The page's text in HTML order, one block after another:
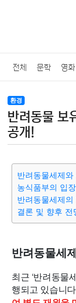
전체 문학 영화
법률
질병 가요 방송
요리 상품리뷰
대출 자동차
환경
반려동물 보
공개!
반려동물세제와
농식품부의 입장
반려동물세제
결론 및 향후 전
반려동물세
최근 ‘반려동물
행되고 있습니